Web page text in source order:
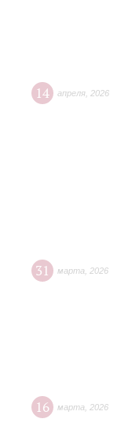
14 апреля 2026
31 марта 2026
16 марта 2026